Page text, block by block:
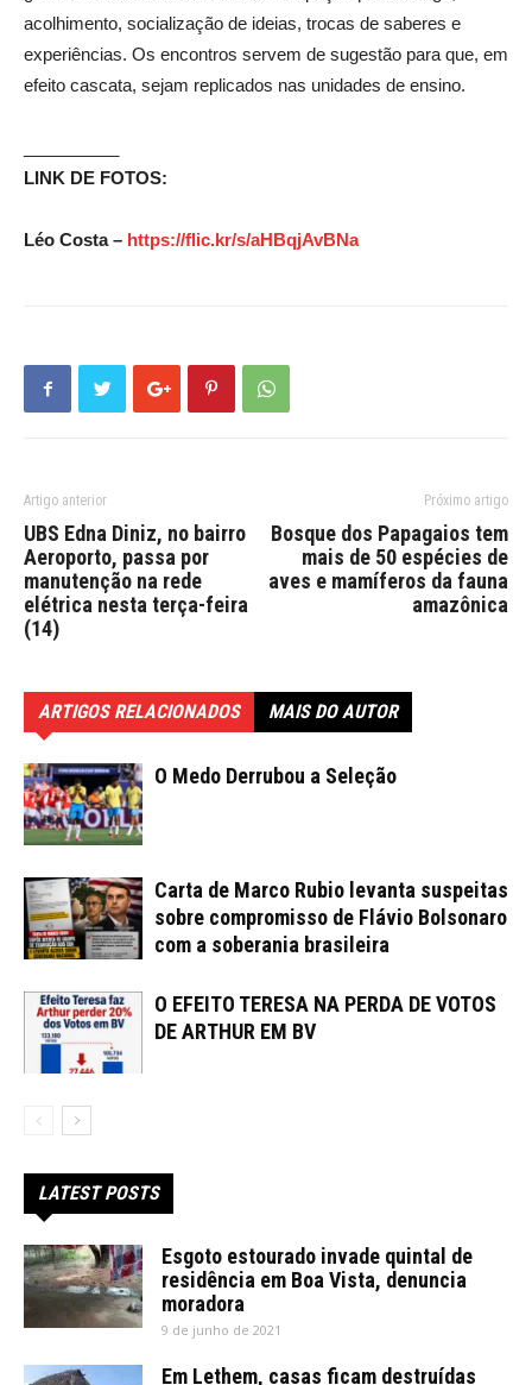
acolhimento, socialização de ideias, trocas de saberes e
experiências. Os encontros servem de sugestão para que, em
efeito cascata, sejam replicados nas unidades de ensino.
LINK DE FOTOS:
Léo Costa – https://flic.kr/s/aHBqjAvBNa
Artigo anterior
UBS Edna Diniz, no bairro
Aeroporto, passa por
manutenção na rede
elétrica nesta terça-feira
(14)
Próximo artigo
Bosque dos Papagaios tem
mais de 50 espécies de
aves e mamíferos da fauna
amazônica
ARTIGOS RELACIONADOS MAIS DO AUTOR
O Medo Derrubou a Seleção
Carta de Marco Rubio levanta suspeitas
sobre compromisso de Flávio Bolsonaro
com a soberania brasileira
O EFEITO TERESA NA PERDA DE VOTOS
DE ARTHUR EM BV
LATEST POSTS
Esgoto estourado invade quintal de
residência em Boa Vista, denuncia
moradora
9 de junho de 2021
Em Lethem, casas ficam destruídas